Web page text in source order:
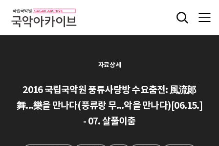
자료상세
2016 국립국악원 풍류사랑방 수요춤전: 風流郞
舞...樂을 만나다(풍류랑 무...악을 만나다)[06.15.]
- 07. 살풀이춤